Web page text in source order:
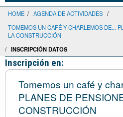
HOME / AGENDA DE ACTIVIDADES /
TOMEMOS UN CAFÉ Y CHARLEMOS DE...
LA CONSTRUCCIÓN
/ INSCRIPCIÓN DATOS
Inscripción en:
Tomemos un café y
PLANES DE
CONSTRUCCIÓN